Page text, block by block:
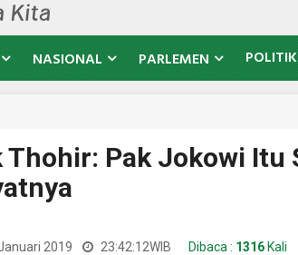
NASIONAL PARLEMEN POLITIK
Thohir: Pak Jokowi Itu
2019 23:42:12WIB Dibaca : 1316 Kali